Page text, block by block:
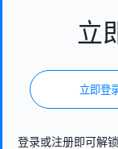
立
立即登
登录或注册即可解